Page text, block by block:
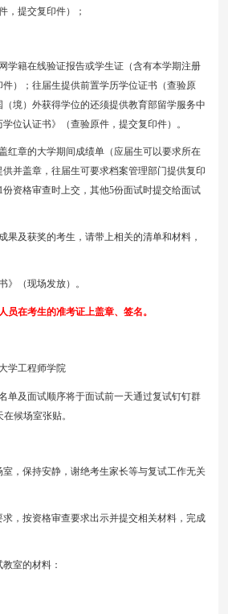
，提交复印件）；
学籍在线验证报告或学生证（含有本学期注册
）；往届生提供前置学历学位证书（查验原
境）外获得学位的还须提供教育部留学服务中
位认证书》（查验原件，提交复印件）。
红章的大学期间成绩单（应届生可以要求所在
并盖章，往届生可要求档案管理部门提供复印
1份资格审查时上交，其他5份面试时提交给面试
果及获奖的考生，请带上相关的清单和材料，
》（现场发放）。
员在考生的准考证上盖章、签名。
学工程师学院
单及面试顺序将于面试前一天通过复试钉钉群
在候场室张贴。
室，保持安静，谢绝考生家长等与复试工作无关
，按资格审查要求出示并提交相关材料，完成
室的材料：